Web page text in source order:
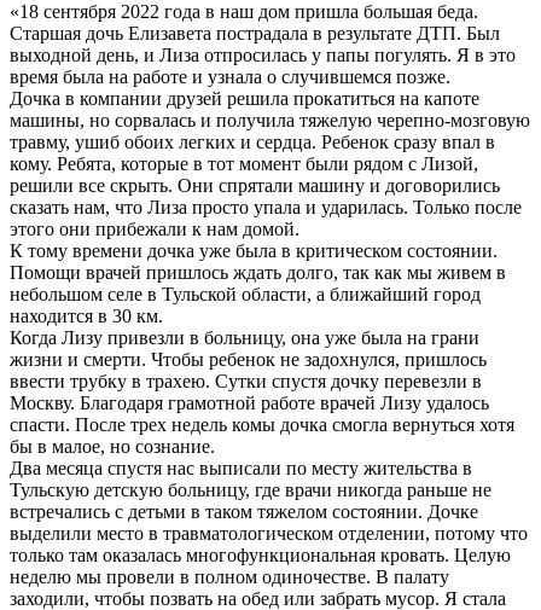
«18 сентября 2022 года в наш дом пришла большая беда.
Старшая дочь Елизавета пострадала в результате ДТП. Был
выходной день, и Лиза отпросилась у папы погулять. Я в это
время была на работе и узнала о случившемся позже.
Дочка в компании друзей решила прокатиться на капоте
машины, но сорвалась и получила тяжелую черепно-мозговую
травму, ушиб обоих легких и сердца. Ребенок сразу впал в
кому. Ребята, которые в тот момент были рядом с Лизой,
решили все скрыть. Они спрятали машину и договорились
сказать нам, что Лиза просто упала и ударилась. Только после
этого они прибежали к нам домой.
К тому времени дочка уже была в критическом состоянии.
Помощи врачей пришлось ждать долго, так как мы живем в
небольшом селе в Тульской области, а ближайший город
находится в 30 км.
Когда Лизу привезли в больницу, она уже была на грани
жизни и смерти. Чтобы ребенок не задохнулся, пришлось
ввести трубку в трахею. Сутки спустя дочку перевезли в
Москву. Благодаря грамотной работе врачей Лизу удалось
спасти. После трех недель комы дочка смогла вернуться хотя
бы в малое, но сознание.
Два месяца спустя нас выписали по месту жительства в
Тульскую детскую больницу, где врачи никогда раньше не
встречались с детьми в таком тяжелом состоянии. Дочке
выделили место в травматологическом отделении, потому что
только там оказалась многофункциональная кровать. Целую
неделю мы провели в полном одиночестве. В палату
заходили, чтобы позвать на обед или забрать мусор. Я стала